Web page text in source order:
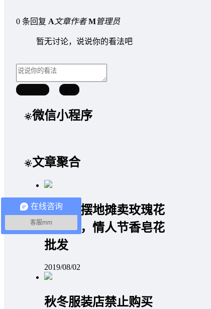
0 条回复 A文章作者 M管理员
暂无讨论，说说你的看法吧
微信小程序
文章聚合
情人节摆地摊卖玫瑰花
好卖吗，情人节香皂花
批发
2019/08/02
秋冬服装店禁止购买
在线咨询
客服mm